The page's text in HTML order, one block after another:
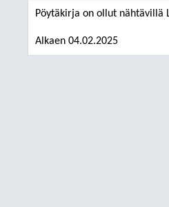
Pöytäkirja on ollut nähtävillä
Alkaen 04.02.2025